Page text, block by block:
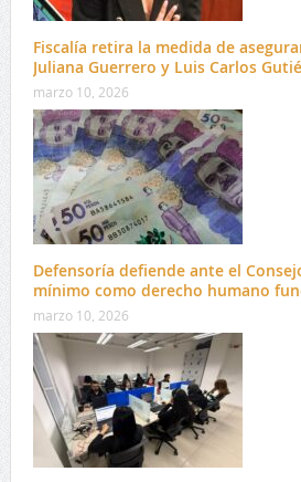
Fiscalía retira la medida de
Juliana Guerrero y Luis Carlos
marzo 10, 2026
Defensoría defiende ante el
mínimo como derecho humano
marzo 10, 2026